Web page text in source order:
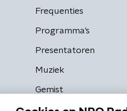
Frequenties
Programma's
Presentatoren
Muziek
Gemist